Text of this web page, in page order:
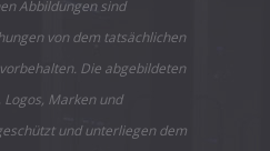
Abbildungen sind
von dem tatsächlichen
Die abgebildeten
Marken und
und unterliegen dem